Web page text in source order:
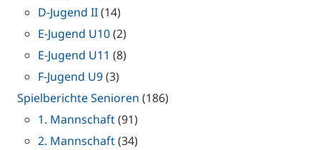
D-Jugend II(14)
E-Jugend U10(2)
E-Jugend U11 (8)
F-Jugend U9(3)
Spielberichte Senioren (186)
1. Mannschaft(91)
2. Mannschaft(34)